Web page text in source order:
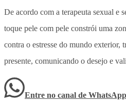
De acordo com a terapeuta sexual e
toque pele com pele constrói uma
contra o estresse do mundo exterior,
presente, comunicando o desejo e
Entre no canal de WhatsApp